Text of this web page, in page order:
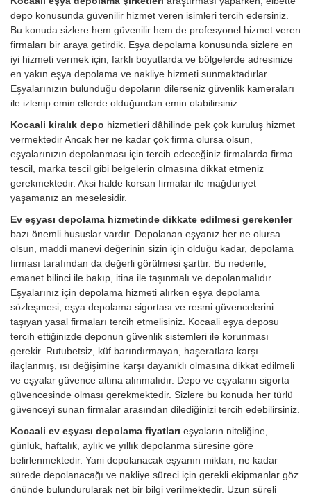
depo konusunda güvenilir hizmet veren isimleri tercih edersiniz.
Bu konuda sizlere hem güvenilir hem de profesyonel hizmet veren
firmaları bir araya getirdik. Eşya depolama konusunda sizlere en
iyi hizmeti vermek için, farklı boyutlarda ve bölgelerde adresinize
en yakın eşya depolama ve nakliye hizmeti sunmaktadırlar.
Eşyalarınızın bulunduğu depoların dilerseniz güvenlik kameraları
ile izlenip emin ellerde olduğundan emin olabilirsiniz.
Kocaali kiralık depo hizmetleri dâhilinde pek çok kuruluş hizmet
vermektedir Ancak her ne kadar çok firma olursa olsun,
eşyalarınızın depolanması için tercih edeceğiniz firmalarda firma
tescil, marka tescil gibi belgelerin olmasına dikkat etmeniz
gerekmektedir. Aksi halde korsan firmalar ile mağduriyet
yaşamanız an meselesidir.
Ev eşyası depolama hizmetinde dikkate edilmesi gerekenler
bazı önemli hususlar vardır. Depolanan eşyanız her ne olursa
olsun, maddi manevi değerinin sizin için olduğu kadar, depolama
firması tarafından da değerli görülmesi şarttır. Bu nedenle,
emanet bilinci ile bakıp, itina ile taşınmalı ve depolanmalıdır.
Eşyalarınız için depolama hizmeti alırken eşya depolama
sözleşmesi, eşya depolama sigortası ve resmi güvencelerini
taşıyan yasal firmaları tercih etmelisiniz. Kocaali eşya deposu
tercih ettiğinizde deponun güvenlik sistemleri ile korunması
gerekir. Rutubetsiz, küf barındırmayan, haşeratlara karşı
ilaçlanmış, ısı değişimine karşı dayanıklı olmasına dikkat edilmeli
ve eşyalar güvence altına alınmalıdır. Depo ve eşyaların sigorta
güvencesinde olması gerekmektedir. Sizlere bu konuda her türlü
güvenceyi sunan firmalar arasından dilediğinizi tercih edebilirsiniz.
Kocaali ev eşyası depolama fiyatları eşyaların niteliğine,
günlük, haftalık, aylık ve yıllık depolanma süresine göre
belirlenmektedir. Yani depolanacak eşyanın miktarı, ne kadar
sürede depolanacağı ve nakliye süreci için gerekli ekipmanlar göz
önünde bulundurularak net bir bilgi verilmektedir. Uzun süreli